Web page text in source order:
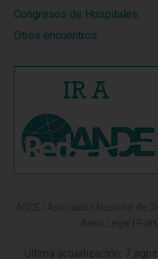
Congresos de Hospitales
Otros encuentros